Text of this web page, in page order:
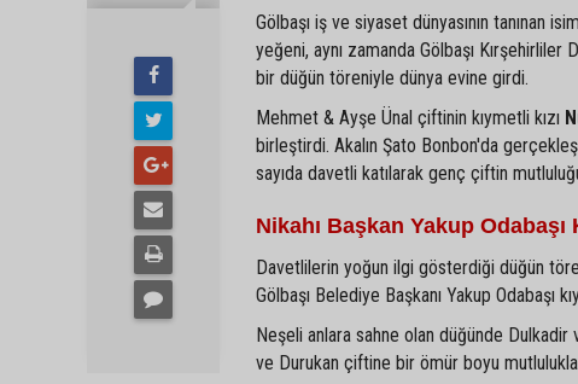
Gölbaşı iş ve siyaset dünyasının tanınan
yeğeni, aynı zamanda Gölbaşı
bir düğün töreniyle dünya evine girdi.
Mehmet & Ayşe Ünal çiftinin kıymetli kızı
birleştirdi. Akalın Şato Bonbon'da
sayıda davetli katılarak genç çiftin
Nikahı Başkan Yakup Odabaşı
Davetlilerin yoğun ilgi gösterdiği düğün
Gölbaşı Belediye Başkanı Yakup Odabaşı
Neşeli anlara sahne olan düğünde
ve Durukan çiftine bir ömür boyu